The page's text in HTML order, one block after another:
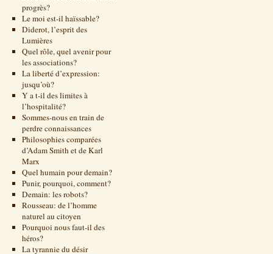
progrès?
Le moi est-il haïssable?
Diderot, l’esprit des
Lumières
Quel rôle, quel avenir pour
les associations?
La liberté d’expression:
jusqu’où?
Y a t-il des limites à
l’hospitalité?
Sommes-nous en train de
perdre connaissances
Philosophies comparées
d’Adam Smith et de Karl
Marx
Quel humain pour demain?
Punir, pourquoi, comment?
Demain: les robots?
Rousseau: de l’homme
naturel au citoyen
Pourquoi nous faut-il des
héros?
La tyrannie du désir